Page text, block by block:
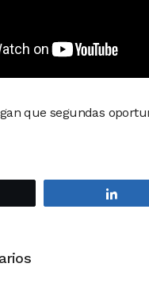
que segundas